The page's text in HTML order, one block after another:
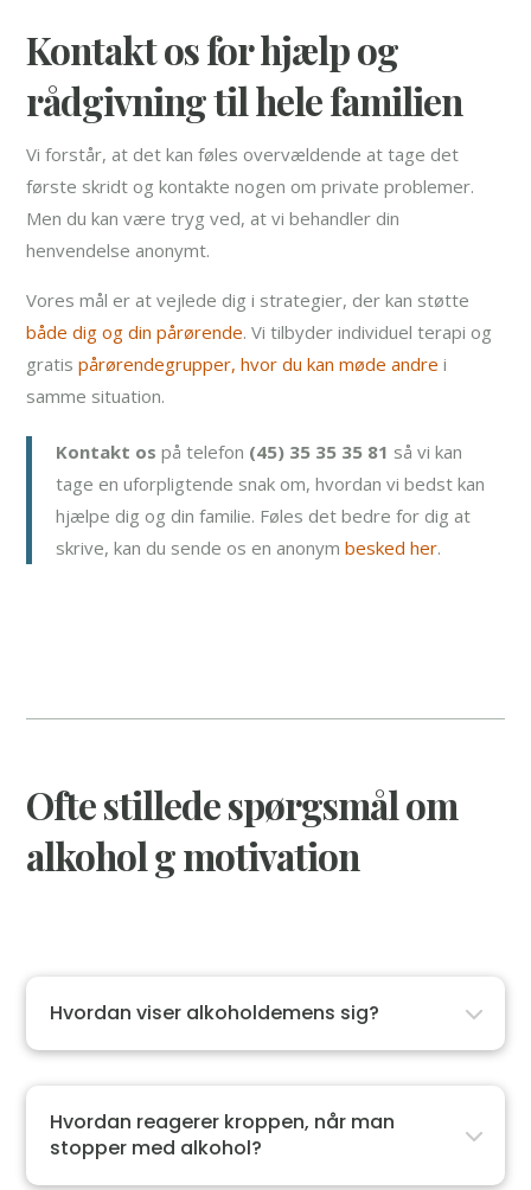
Kontakt os for hjælp og
rådgivning til hele familien
Vi forstår, at det kan føles overvældende at tage det
første skridt og kontakte nogen om private problemer.
Men du kan være tryg ved, at vi behandler din
henvendelse anonymt.
Vores mål er at vejlede dig i strategier, der kan støtte
både dig og din pårørende. Vi tilbyder individuel terapi og
gratispårørendegrupper, hvor du kan møde andre i
samme situation.
Kontakt os på telefon (45) 35 35 35 81 så vi kan
tage en uforpligtende snak om, hvordan vi bedst kan
hjælpe dig og din familie. Føles det bedre for dig at
skrive, kan du sende os en anonymbesked her.
Ofte stillede spørgsmål om
alkohol g motivation
Hvordan viser alkoholdemens sig?
Hvordan reagerer kroppen, når man
stopper med alkohol?